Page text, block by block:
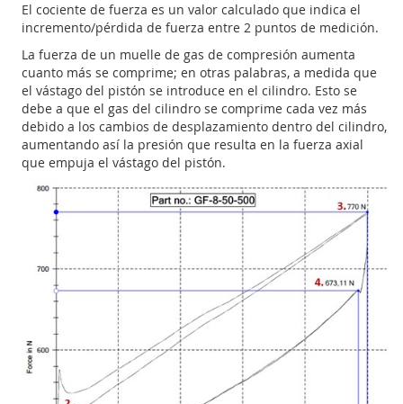
El cociente de fuerza es un valor calculado que indica el
incremento/pérdida de fuerza entre 2 puntos de medición.
La fuerza de un muelle de gas de compresión aumenta
cuanto más se comprime; en otras palabras, a medida que
el vástago del pistón se introduce en el cilindro. Esto se
debe a que el gas del cilindro se comprime cada vez más
debido a los cambios de desplazamiento dentro del cilindro,
aumentando así la presión que resulta en la fuerza axial
que empuja el vástago del pistón.